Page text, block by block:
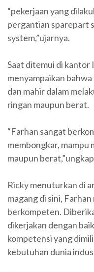
“pekerjaan yang
pergantian sparepart
system,”ujarnya.
Saat ditemui di kantor
menyampaikan
dan mahir dalam
ringan maupun berat.
“Farhan sangat
membongkar, mampu
maupun
Ricky menuturkan di
magang di sini,
berkompeten.
dikerjakan dengan
kompetensi yang
kebutuhan dunia